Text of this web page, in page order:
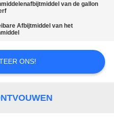
van de gallon
Afbijtmiddel van het
ONS!